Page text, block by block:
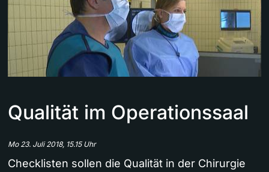
Qualität im Operationssaal
Mo 23. Juli 2018, 15.15 Uhr
Checklisten sollen die Qualität in der Chirurgie